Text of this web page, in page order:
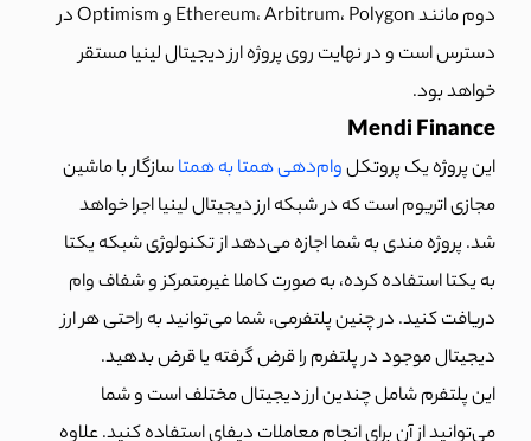
دوم مانند Ethereum، Arbitrum، Polygon و Optimism در
دسترس است و در نهایت روی پروژه ارز دیجیتال لینیا مستقر
خواهد بود.
Mendi Finance
این پروژه یک پروتکلوام‌دهی همتا به همتاسازگار با ماشین
مجازی اتریوم است که در شبکه ارز دیجیتال لینیا اجرا خواهد
شد. پروژه مندی به شما اجازه می‌دهد از تکنولوژی شبکه یکتا
به یکتا استفاده کرده، به صورت کاملا غیرمتمرکز و شفاف وام
دریافت کنید. در چنین پلتفرمی، شما می‌توانید به راحتی هر ارز
دیجیتال موجود در پلتفرم را قرض گرفته یا قرض بدهید.
این پلتفرم شامل چندین ارز دیجیتال مختلف است و شما
می‌توانید از آن برای انجام معاملات دیفای استفاده کنید.علاوه